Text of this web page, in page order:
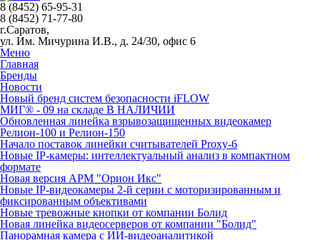
8 (8452) 65-95-31
8 (8452) 71-77-80
г.Саратов,
ул. Им. Мичурина И.В., д. 24/30, офис 6
Меню
Главная
Бренды
Новости
Новый бренд систем безопасности iFLOW
МИГ® - 09 на складе В НАЛИЧИИ
Обновленная линейка взрывозащищенных видеокамер
Релион-100 и Релион-150
Начало поставок линейки считывателей Proxy-6
Новые IP-камеры: интеллектуальный анализ в компактном
формате
Новая версия АРМ "Орион Икс"
Новые IP-видеокамеры 2-й серии с моторизированным и
фиксированным объективами
Новые тревожные кнопки от компании Болид
Новая линейка видеосерверов от компании "Болид"
Панорамная камера с ИИ-видеоаналитикой